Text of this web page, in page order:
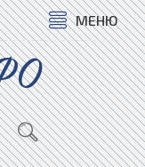
МЕНЮ